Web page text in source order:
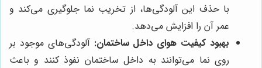
با حذف این آلودگی‌ها، از تخریب نما جلوگیری می‌کند و
عمر آن را افزایش می‌دهد.
بهبود کیفیت هوای داخل ساختمان: آلودگی‌های موجود بر
روی نما می‌توانند به داخل ساختمان نفوذ کنند و باعث